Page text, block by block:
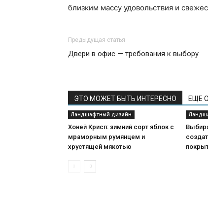
близким массу удовольствия и
Предыдущая статья
Двери в офис — требования к выбору
ЭТО МОЖЕТ БЫТЬ ИНТЕРЕСНО ЕЩЕ
Ландшафтный дизайн
Хоней Крисп: зимний сорт яблок с
мраморным румянцем и
хрустящей мякотью